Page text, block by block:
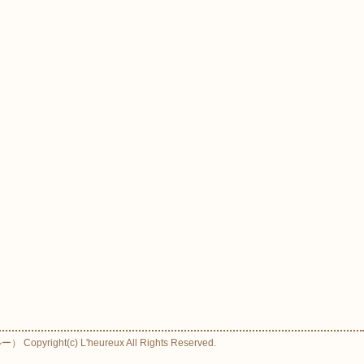
） Copyright(c) L'heureux All Rights Reserved.